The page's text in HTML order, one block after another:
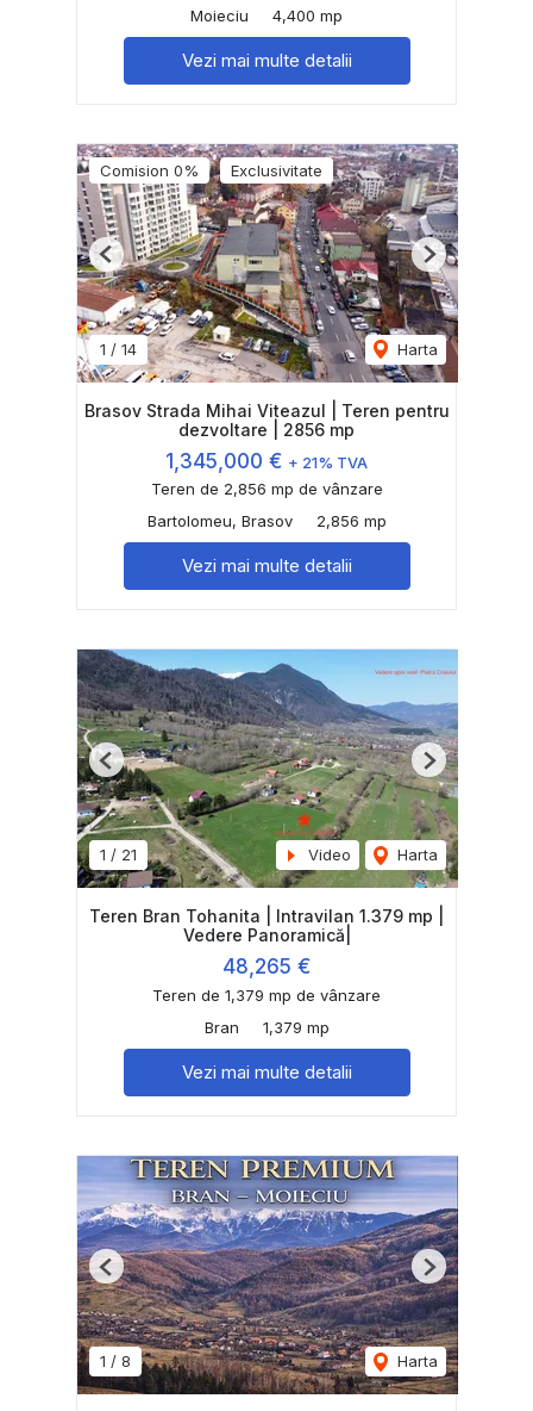
Moieciu 4,400 mp
Vezi mai multe detalii
Comision 0% Exclusivitate
1 / 14 Harta
Previous Next
Brasov Strada Mihai Viteazul | Teren pentru
dezvoltare | 2856 mp
1,345,000 € + 21% TVA
Teren de 2,856 mp de vânzare
Bartolomeu, Brasov
2,856 mp
Vezi mai multe detalii
1 / 21 Video Harta
Previous Next
Teren Bran Tohanita | Intravilan 1.379 mp |
Vedere Panoramică|
48,265 €
Teren de 1,379 mp de vânzare
Bran
1,379 mp
Vezi mai multe detalii
1 / 8 Harta
Previous Next